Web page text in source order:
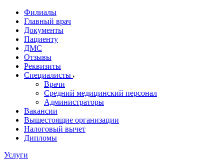
Филиалы
Главный врач
Документы
Пациенту
ДМС
Отзывы
Реквизиты
Специалисты
Врачи
Средний медицинский персонал
Администраторы
Вакансии
Вышестоящие организации
Налоговый вычет
Дипломы
Услуги